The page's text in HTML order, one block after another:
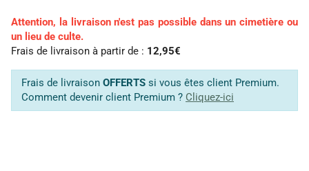
Attention, la livraison n'est pas possible dans un cimetière ou
un lieu de culte.
Frais de livraison à partir de : 12,95€
Frais de livraison OFFERTS si vous êtes client Premium.
Comment devenir client Premium ? Cliquez-ici